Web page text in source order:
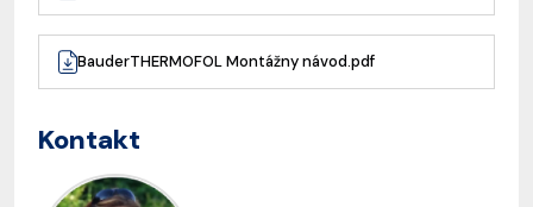
BauderTHERMOFOL Montážny návod.pdf
Kontakt